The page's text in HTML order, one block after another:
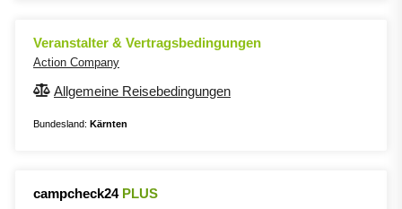
Veranstalter & Vertragsbedingungen
Action Company
Allgemeine Reisebedingungen
Bundesland: Kärnten
campcheck24 PLUS